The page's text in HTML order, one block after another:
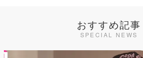
おすすめ記事
SPECIAL NEWS